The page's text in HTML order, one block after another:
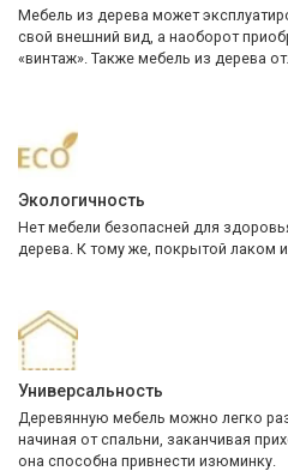
Мебель из дерева может
свой внешний вид, а наоборот
«винтаж». Также мебель из дерева
Экологичность
Нет мебели безопасней для
дерева. К тому же, покрытой лаком
Универсальность
Деревянную мебель можно легко
начиная от спальни, заканчивая
она способна привнести изюминку.